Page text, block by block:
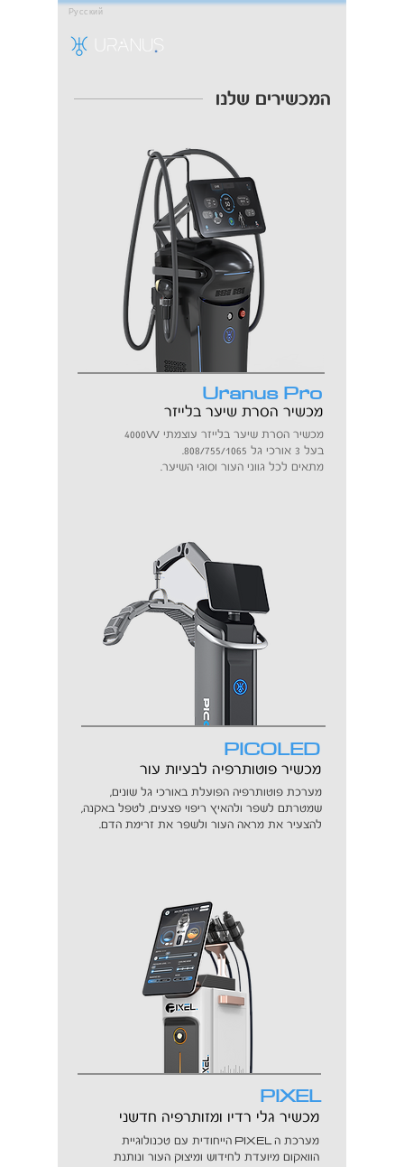
Русский
המכשירים שלנו
Uranus Pro
מכשיר הסרת שיער בלייזר
מכשיר הסרת שיער בלייזר עוצמתי 4000 W
בעל 3 אורכי גל 808/755/1065.
מתאים לכל גווני העור וסוגי השיער.
PICOLED
מכשיר פוטותרפיה לבעיות עור
מערכת פוטותרפיה הפועלת באורכי גל שונים,
שמטרתם לשפר ולהאיץ ריפוי פצעים, לטפל באקנה,
להצעיר את מראה העור ולשפר את זרימת הדם.
מכשיר גלי רדיו ומזותרפיה חדשני
PIXEL
מערכת הPIXEL הייחודית עם טכנולוגיית
הוואקום מיועדת לחידוש ומיצוק העור ונותנת